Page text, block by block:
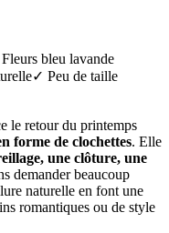
bleu lavande
Peu de taille
le retour du printemps
forme de clochettes. Elle
une clôture, une
demander beaucoup
naturelle en font une
romantiques ou de style